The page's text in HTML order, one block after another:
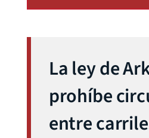
La ley de
prohíbe
entre